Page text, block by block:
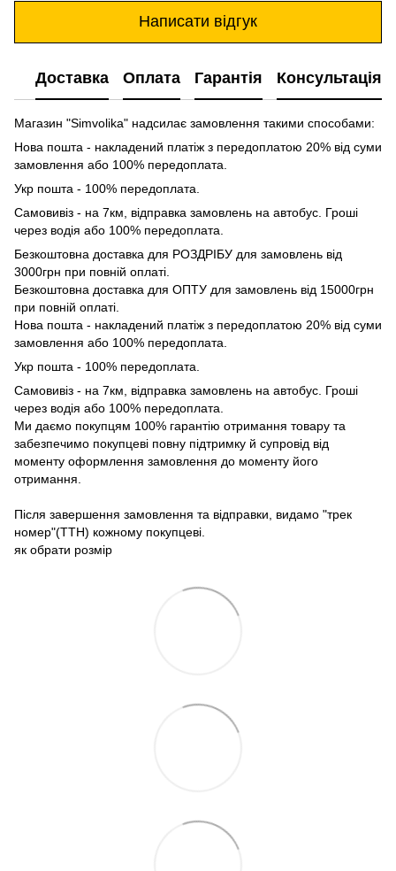
Написати відгук
Доставка Оплата Гарантія Консультація
Магазин "Simvolika" надсилає замовлення такими способами:
Нова пошта - накладений платіж з передоплатою 20% від суми
замовлення або 100% передоплата.
Укр пошта - 100% передоплата.
Самовивіз - на 7км, відправка замовлень на автобус. Гроші
через водія або 100% передоплата.
Безкоштовна доставка для РОЗДРІБУ для замовлень від
3000грн при повній оплаті.
Безкоштовна доставка для ОПТУ для замовлень від 15000грн
при повній оплаті.
Нова пошта - накладений платіж з передоплатою 20% від суми
замовлення або 100% передоплата.
Укр пошта - 100% передоплата.
Самовивіз - на 7км, відправка замовлень на автобус. Гроші
через водія або 100% передоплата.
Ми даємо покупцям 100% гарантію отримання товару та
забезпечимо покупцеві повну підтримку й супровід від
моменту оформлення замовлення до моменту його
отримання.
Після завершення замовлення та відправки, видамо "трек
номер"(ТТН) кожному покупцеві.
як обрати розмір